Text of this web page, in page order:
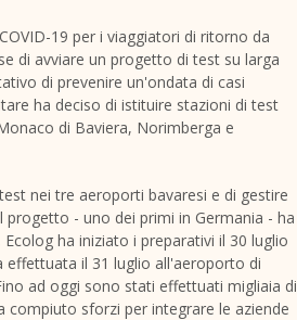
19 per i viaggiatori di ritorno da
di avviare un progetto di test su larga
di prevenire un'ondata di casi
ha deciso di istituire stazioni di test
di Baviera, Norimberga e
nei tre aeroporti bavaresi e di gestire
- uno dei primi in Germania - ha
ha iniziato i preparativi il 30 luglio
effettuata il 31 luglio all'aeroporto di
ad oggi sono stati effettuati migliaia di
sforzi per integrare le aziende